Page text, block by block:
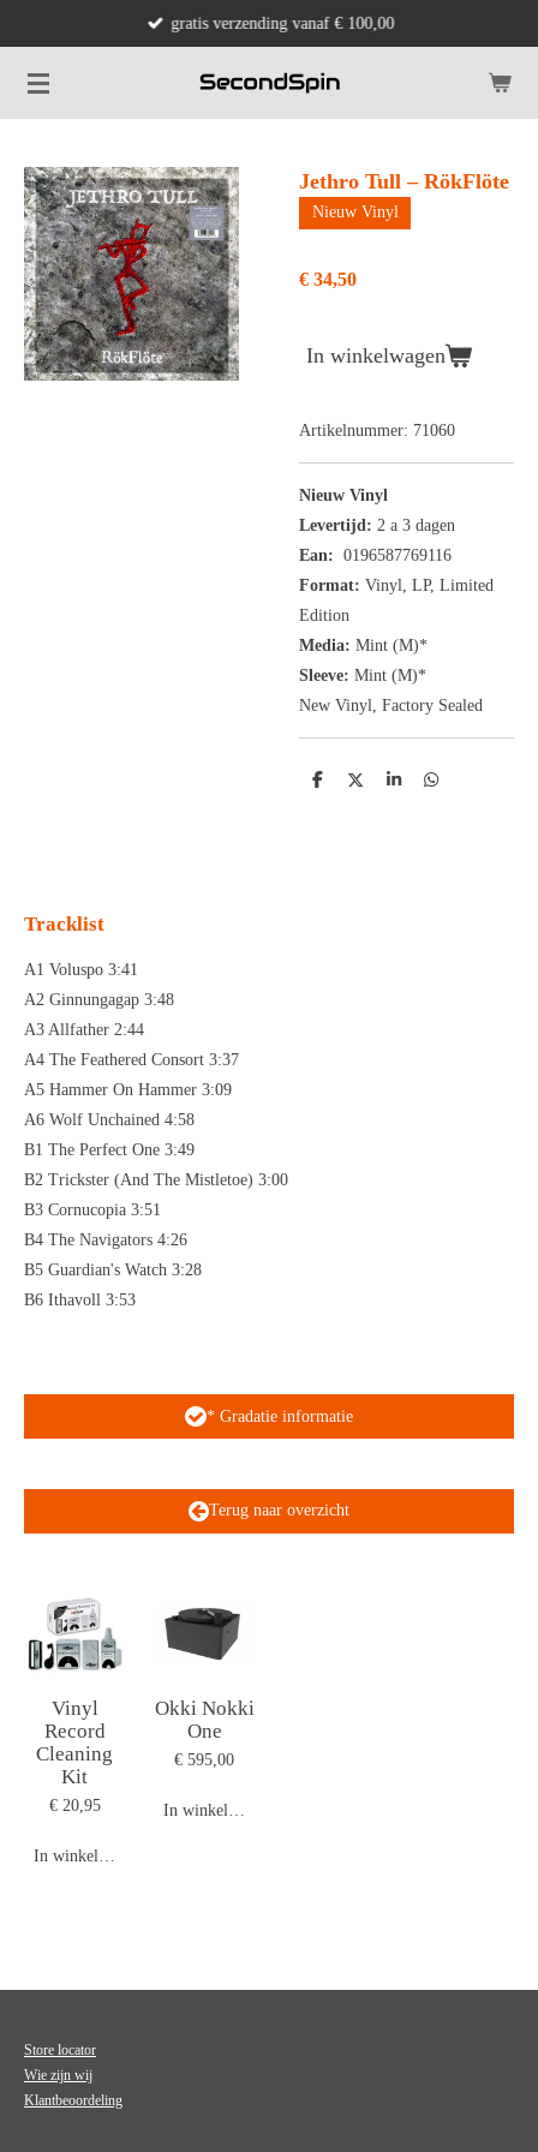
naar
de
gratis verzending vanaf € 100,00
Jethro Tull – RökFlöte
Nieuw Vinyl
€ 34,50
In winkelwagen
Artikelnummer: 71060
Nieuw Vinyl
Levertijd: 2 a 3 dagen
Ean: 0196587769116
Format: Vinyl, LP, Limited
Edition
Media: Mint (M)*
Sleeve: Mint (M)*
New Vinyl, Factory Sealed
D
D
S
D
Tracklist
A1 Voluspo 3:41
A2 Ginnungagap 3:48
A3 Allfather 2:44
A4 The Feathered Consort 3:37
A5 Hammer On Hammer 3:09
A6 Wolf Unchained 4:58
B1 The Perfect One 3:49
B2 Trickster (And The Mistletoe) 3:00
B3 Cornucopia 3:51
B4 The Navigators 4:26
B5 Guardian's Watch 3:28
B6 Ithavoll 3:53
* Gradatie informatie
Terug naar overzicht
Vinyl
Record
Cleaning
Kit
€ 20,95
In winkelwagen
Okki Nokki
One
€ 595,00
In winkelwagen
Store locator
Wie zijn wij
Klantbeoordeling